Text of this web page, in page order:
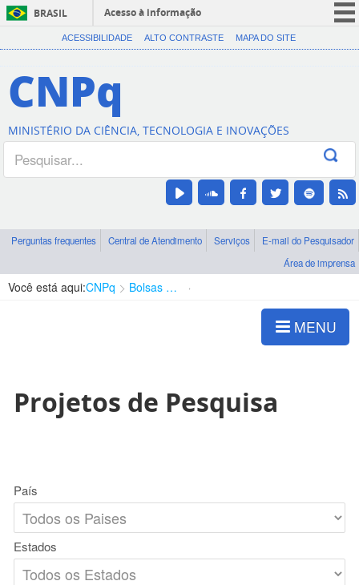
BRASIL
Acesso à informação
CORONAVÍRUS (COVID-19)
Canais
ACESSIBILIDADE ALTO CONTRASTE MAPA DO SITE
CNPq
MINISTÉRIO DA CIÊNCIA, TECNOLOGIA E INOVAÇÕES
Perguntas frequentes Central de Atendimento Serviços
E-mail do Pesquisador
Área de imprensa
Você está aqui:CNPq Bolsas e Auxílios Vigentes
MENU
Projetos de Pesquisa
País
Estados